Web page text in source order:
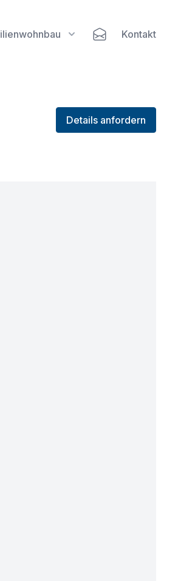
Kontakt
Details anfordern